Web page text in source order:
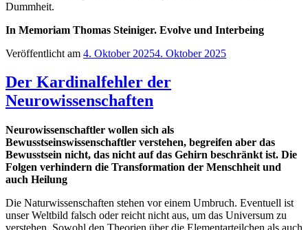
Dummheit.
In Memoriam Thomas Steiniger. Evolve und Interbeing
Veröffentlicht am 4. Oktober 20254. Oktober 2025
Der Kardinalfehler der
Neurowissenschaften
Neurowissenschaftler wollen sich als
Bewusstseinswissenschaftler verstehen, begreifen aber das
Bewusstsein nicht, das nicht auf das Gehirn beschränkt ist. Die
Folgen verhindern die Transformation der Menschheit und
auch Heilung
Die Naturwissenschaften stehen vor einem Umbruch. Eventuell ist
unser Weltbild falsch oder reicht nicht aus, um das Universum zu